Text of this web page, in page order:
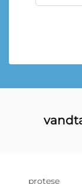
protese